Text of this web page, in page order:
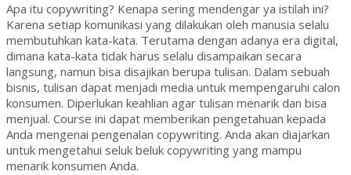
Apa itu copywriting? Kenapa sering mendengar ya istilah ini?
Karena setiap komunikasi yang dilakukan oleh manusia selalu
membutuhkan kata-kata. Terutama dengan adanya era digital,
dimana kata-kata tidak harus selalu disampaikan secara
langsung, namun bisa disajikan berupa tulisan. Dalam sebuah
bisnis, tulisan dapat menjadi media untuk mempengaruhi calon
konsumen. Diperlukan keahlian agar tulisan menarik dan bisa
menjual. Course ini dapat memberikan pengetahuan kepada
Anda mengenai pengenalan copywriting. Anda akan diajarkan
untuk mengetahui seluk beluk copywriting yang mampu
menarik konsumen Anda.